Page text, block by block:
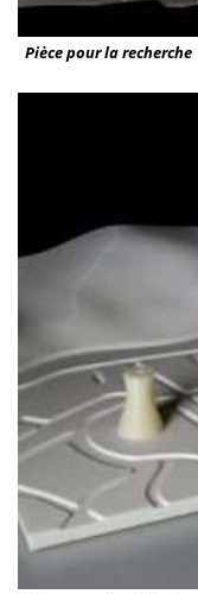
Pièce pour la recherche